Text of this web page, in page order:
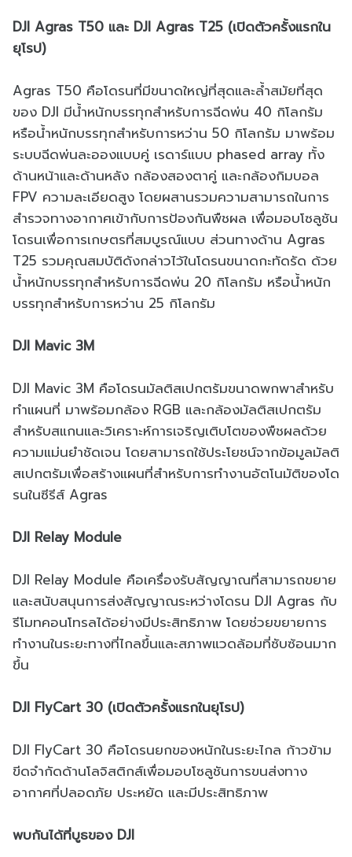
DJI Agras T50 และ DJI Agras T25 (เปิดตัวครั้งแรกใน
ยุโรป)
Agras T50 คือโดรนที่มีขนาดใหญ่ที่สุดและล้ำสมัยที่สุด
ของ DJI มีน้ำหนักบรรทุกสำหรับการฉีดพ่น 40 กิโลกรัม
หรือน้ำหนักบรรทุกสำหรับการหว่าน 50 กิโลกรัม มาพร้อม
ระบบฉีดพ่นละอองแบบคู่ เรดาร์แบบ phased array ทั้ง
ด้านหน้าและด้านหลัง กล้องสองตาคู่ และกล้องกิมบอล
FPV ความละเอียดสูง โดยผสานรวมความสามารถในการ
สำรวจทางอากาศเข้ากับการป้องกันพืชผล เพื่อมอบโซลูชัน
โดรนเพื่อการเกษตรที่สมบูรณ์แบบ ส่วนทางด้าน Agras
T25 รวมคุณสมบัติดังกล่าวไว้ในโดรนขนาดกะทัดรัด ด้วย
น้ำหนักบรรทุกสำหรับการฉีดพ่น 20 กิโลกรัม หรือน้ำหนัก
บรรทุกสำหรับการหว่าน 25 กิโลกรัม
DJI Mavic 3M
DJI Mavic 3M คือโดรนมัลติสเปกตรัมขนาดพกพาสำหรับ
ทำแผนที่ มาพร้อมกล้อง RGB และกล้องมัลติสเปกตรัม
สำหรับสแกนและวิเคราะห์การเจริญเติบโตของพืชผลด้วย
ความแม่นยำชัดเจน โดยสามารถใช้ประโยชน์จากข้อมูลมัลติ
สเปกตรัมเพื่อสร้างแผนที่สำหรับการทำงานอัตโนมัติของโด
รนในซีรีส์ Agras
DJI Relay Module
DJI Relay Module คือเครื่องรับสัญญาณที่สามารถขยาย
และสนับสนุนการส่งสัญญาณระหว่างโดรน DJI Agras กับ
รีโมทคอนโทรลได้อย่างมีประสิทธิภาพ โดยช่วยขยายการ
ทำงานในระยะทางที่ไกลขึ้นและสภาพแวดล้อมที่ซับซ้อนมาก
ขึ้น
DJI FlyCart 30 (เปิดตัวครั้งแรกในยุโรป)
DJI FlyCart 30 คือโดรนยกของหนักในระยะไกล ก้าวข้าม
ขีดจำกัดด้านโลจิสติกส์เพื่อมอบโซลูชันการขนส่งทาง
อากาศที่ปลอดภัย ประหยัด และมีประสิทธิภาพ
พบกันได้ที่บูธของ DJI